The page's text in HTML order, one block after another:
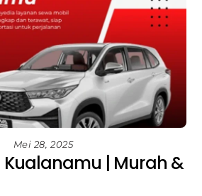
Mei 28, 2025
Kualanamu | Murah &